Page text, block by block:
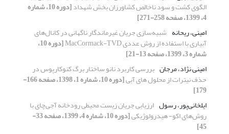
الگوی کشت و سود ناخالص کشاورزان بخش شهداد [دوره 10، شماره
4، 1399، صفحه 258-271]
امینی، ریحانه شبیه‌سازی جریان غیرماندگار ناگهانی در کانال‌های
آبیاری با استفاده از روش عددی MacCormack-TVD [دوره 10،
شماره 3، 1399، صفحه 13-21]
امینی نژاد، مرجان بررسی کاربرد نانو ساختار برگ کنوکارپوس در
حذف نیترات از محلول های آبی [دوره 10، شماره 1، 1398، صفحه 166-
179]
ایلخانی‌پور، رسول ارزیابی جریان زیست محیطی رودخانه آجی‌چای با
روش‌های اکو- هیدرولوژیکی [دوره 10، شماره 4، 1399، صفحه 33-
45]